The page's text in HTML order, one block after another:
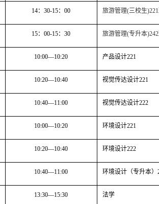
14： 30-15： 00 旅游管理(三校生)221
15： 00-15： 30 旅游管理(专升本)242
10:00—10:20 产品设计221
10:20—10:40 视觉传达设计221
10:40—11:00 视觉传达设计222
10:00—10:20 环境设计221
10:20—10:40 环境设计222
10:40—11:00 环境设计（专升本）
13:30—15:30 法学